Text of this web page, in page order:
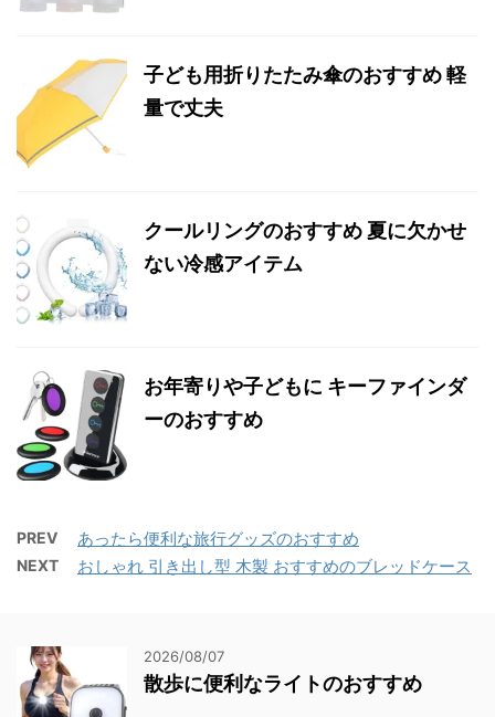
子ども用折りたたみ傘のおすすめ 軽
量で丈夫
クールリングのおすすめ 夏に欠かせ
ない冷感アイテム
お年寄りや子どもに キーファインダ
ーのおすすめ
PREV あったら便利な旅行グッズのおすすめ
NEXT おしゃれ 引き出し型 木製 おすすめのブレッドケース
2026/08/07
散歩に便利なライトのおすすめ